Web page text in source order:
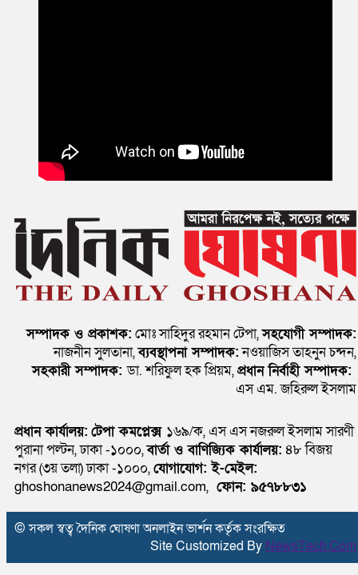
সম্পাদক ও প্রকাশক: মোঃ সাহিদুর রহমান টেপা,সহযোগী সম্পাদক:
নাজনীন সুলতানা,ব্যবস্থাপনা সম্পাদক:নওয়াজিস তাহনুন চন্দন,
সহকারী সম্পাদক: ডা. শরিফুল হক প্রিয়ম,প্রধান নির্বাহী সম্পাদক:
এস এম. জহিরুল ইসলাম
প্রধান কার্যালয়: টেপা কমপ্লেক্স ১৬৯/ক, এস এস নজরুল ইসলাম সারণী
পুরানা পল্টন, ঢাকা -১০০০,বার্তা ও বাণিজ্যিক কার্যালয়: ৪৮ বিজয়
নগর (৩য় তলা) ঢাকা -১০০০,যোগাযোগ:ই-মেইল:
ghoshonanews2024@gmail.com, ফোন: ৯৫৭৮৮৩১
© সকল স্বত্ব দৈনিক ঘোষণা অনলাইন ভার্শন কর্তৃক সংরক্ষিত
Site Customized ByNewsTech.Com